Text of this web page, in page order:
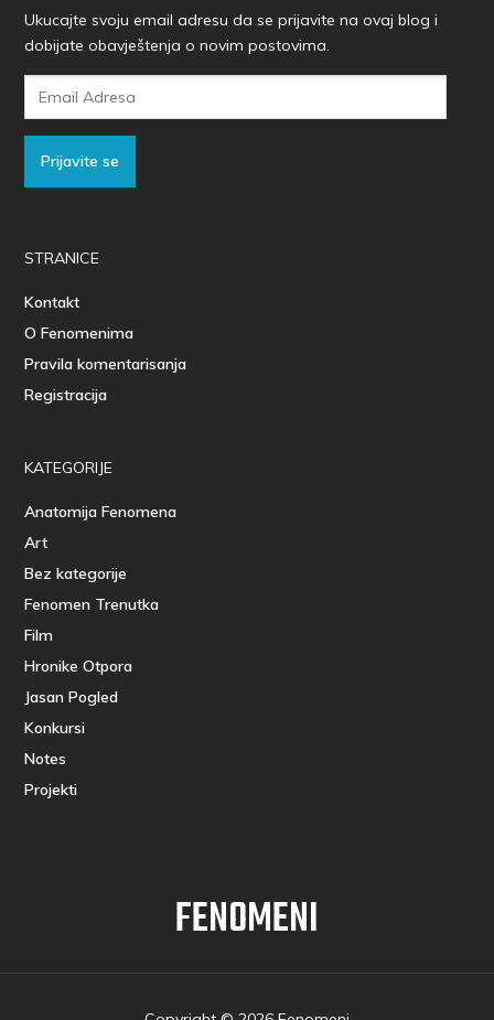
Ukucajte svoju email adresu da se prijavite na ovaj blog i
dobijate obavještenja o novim postovima.
Prijavite se
STRANICE
Kontakt
O Fenomenima
Pravila komentarisanja
Registracija
KATEGORIJE
Anatomija Fenomena
Art
Bez kategorije
Fenomen Trenutka
Film
Hronike Otpora
Jasan Pogled
Konkursi
Notes
Projekti
FENOMENI